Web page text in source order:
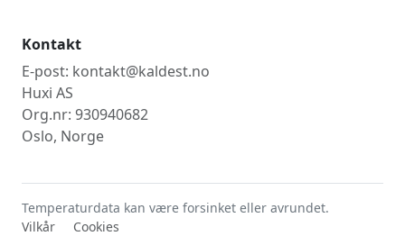
Kontakt
E-post: kontakt@kaldest.no
Huxi AS
Org.nr: 930940682
Oslo, Norge
Temperaturdata kan være forsinket eller avrundet.
Vilkår
Cookies